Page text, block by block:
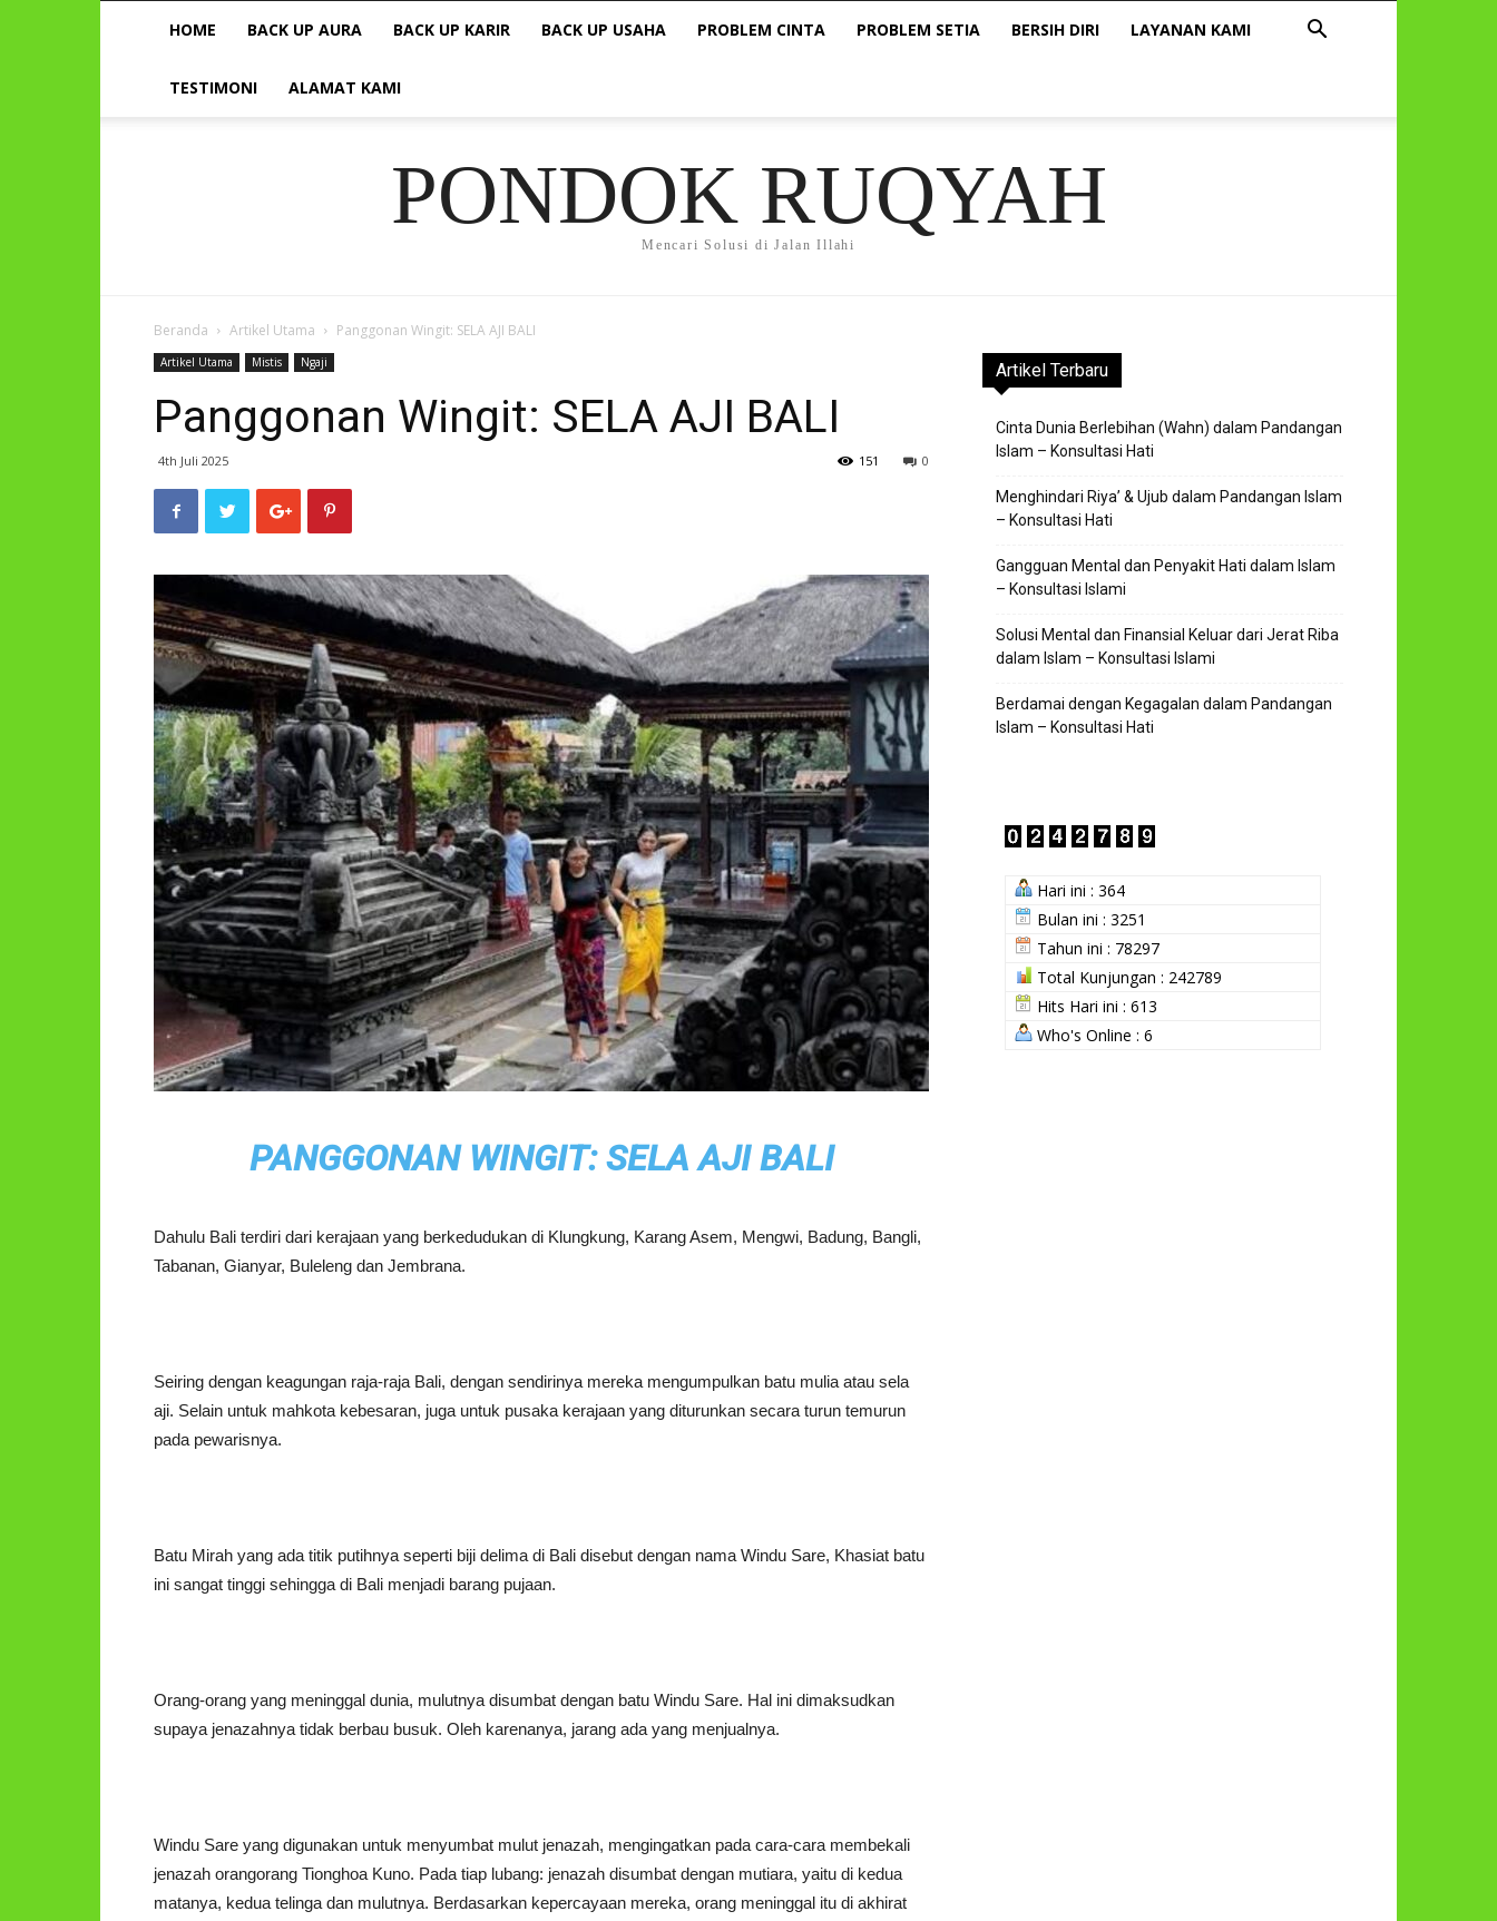
HOME BACK UP AURA BACK UP KARIR BACK UP USAHA PROBLEM CINTA PROBLEM SETIA BERSIH DIRI LAYANAN KAMI
TESTIMONI ALAMAT KAMI
PONDOK RUQYAH
Mencari Solusi di Jalan Illahi
Beranda Artikel Utama Panggonan Wingit: SELA AJI BALI
Artikel Utama Mistis Ngaji
Panggonan Wingit: SELA AJI BALI
4th Juli 2025 0
151
PANGGONAN WINGIT: SELA AJI BALI
Dahulu Bali terdiri dari kerajaan yang berkedudukan di Klungkung, Karang Asem, Mengwi, Badung, Bangli,
Tabanan, Gianyar, Buleleng dan Jembrana.
Seiring dengan keagungan raja-raja Bali, dengan sendirinya mereka mengumpulkan batu mulia atau sela
aji. Selain untuk mahkota kebesaran, juga untuk pusaka kerajaan yang diturunkan secara turun temurun
pada pewarisnya.
Batu Mirah yang ada titik putihnya seperti biji delima di Bali disebut dengan nama Windu Sare, Khasiat batu
ini sangat tinggi sehingga di Bali menjadi barang pujaan.
Orang-orang yang meninggal dunia, mulutnya disumbat dengan batu Windu Sare. Hal ini dimaksudkan
supaya jenazahnya tidak berbau busuk. Oleh karenanya, jarang ada yang menjualnya.
Windu Sare yang digunakan untuk menyumbat mulut jenazah, mengingatkan pada cara-cara membekali
jenazah orangorang Tionghoa Kuno. Pada tiap lubang: jenazah disumbat dengan mutiara, yaitu di kedua
matanya, kedua telinga dan mulutnya. Berdasarkan kepercayaan mereka, orang meninggal itu di akhirat
Artikel Terbaru
Cinta Dunia Berlebihan (Wahn) dalam Pandangan
Islam – Konsultasi Hati
Menghindari Riya’ & Ujub dalam Pandangan Islam
– Konsultasi Hati
Gangguan Mental dan Penyakit Hati dalam Islam
– Konsultasi Islami
Solusi Mental dan Finansial Keluar dari Jerat Riba
dalam Islam – Konsultasi Islami
Berdamai dengan Kegagalan dalam Pandangan
Islam – Konsultasi Hati
Hari ini : 364
Bulan ini : 3251
Tahun ini : 78297
Total Kunjungan : 242789
Hits Hari ini : 613
Who's Online : 6